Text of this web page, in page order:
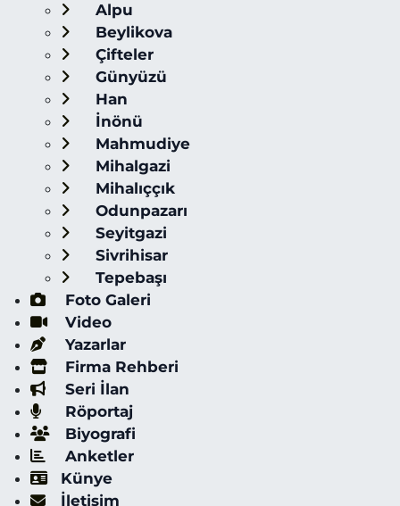
Alpu
Beylikova
Çifteler
Günyüzü
Han
İnönü
Mahmudiye
Mihalgazi
Mihalıççık
Odunpazarı
Seyitgazi
Sivrihisar
Tepebaşı
Foto Galeri
Video
Yazarlar
Firma Rehberi
Seri İlan
Röportaj
Biyografi
Anketler
Künye
İletişim